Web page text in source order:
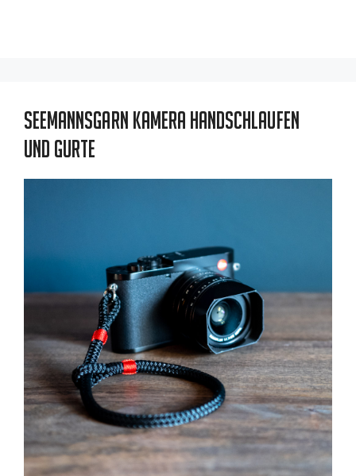
Seemannsgarn Kamera Handschlaufen
und Gurte